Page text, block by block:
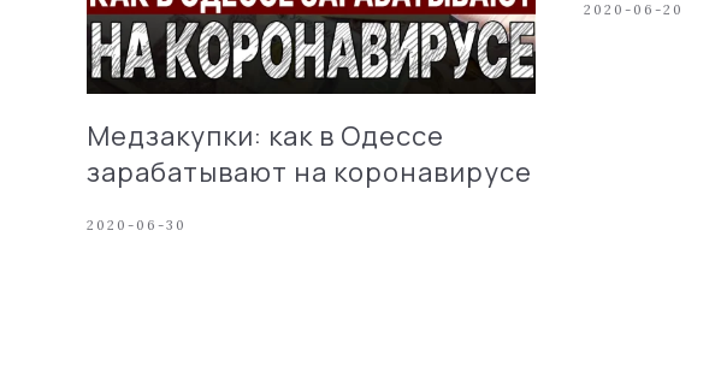
Медзакупки: как в Одессе
зарабатывают на коронавирусе
2020-06-30
2020-06-20